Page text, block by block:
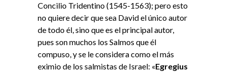
Concilio Tridentino (1545-1563); pero esto
no quiere decir que sea David el único autor
de todo él, sino que es el principal autor,
pues son muchos los Salmos que él
compuso, y se le considera como el más
eximio de los salmistas de Israel: «Egregius